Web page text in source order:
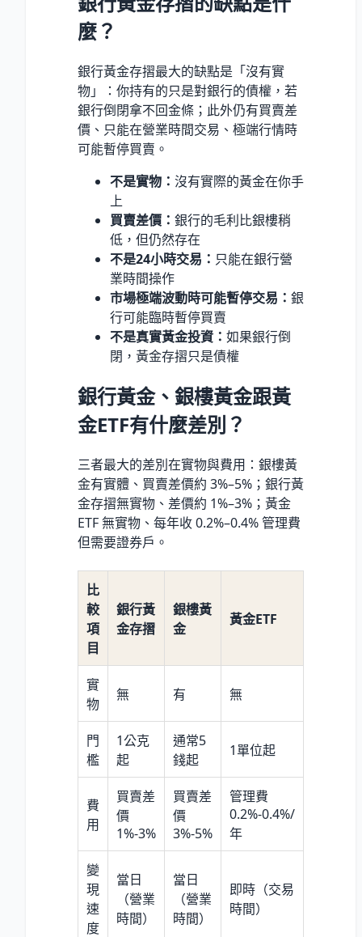
麼？
銀行黃金存摺最大的缺點是「沒有實
物」：你持有的只是對銀行的債權，若
銀行倒閉拿不回金條；此外仍有買賣差
價、只能在營業時間交易、極端行情時
可能暫停買賣。
不是實物： 沒有實際的黃金在你手
上
買賣差價： 銀行的毛利比銀樓稍
低，但仍然存在
不是24小時交易： 只能在銀行營
業時間操作
市場極端波動時可能暫停交易： 銀
行可能臨時暫停買賣
不是真實黃金投資： 如果銀行倒
閉，黃金存摺只是債權
銀行黃金、銀樓黃金跟黃
金ETF有什麼差別？
三者最大的差別在實物與費用：銀樓黃
金有實體、買賣差價約 3%–5%；銀行黃
金存摺無實物、差價約 1%–3%；黃金
ETF 無實物、每年收 0.2%–0.4% 管理費
但需要證券戶。
比
較
項
目
銀行黃
金存摺
銀樓黃
金
黃金ETF
實
物
無 有 無
門
檻
1公克
起
通常5
錢起
1單位起
費
用
買賣差
價
1%-3%
買賣差
價
3%-5%
管理費
0.2%-0.4%/
年
變
現
速
度
當日
（營業
時間）
當日
（營業
時間）
即時（交易
時間）